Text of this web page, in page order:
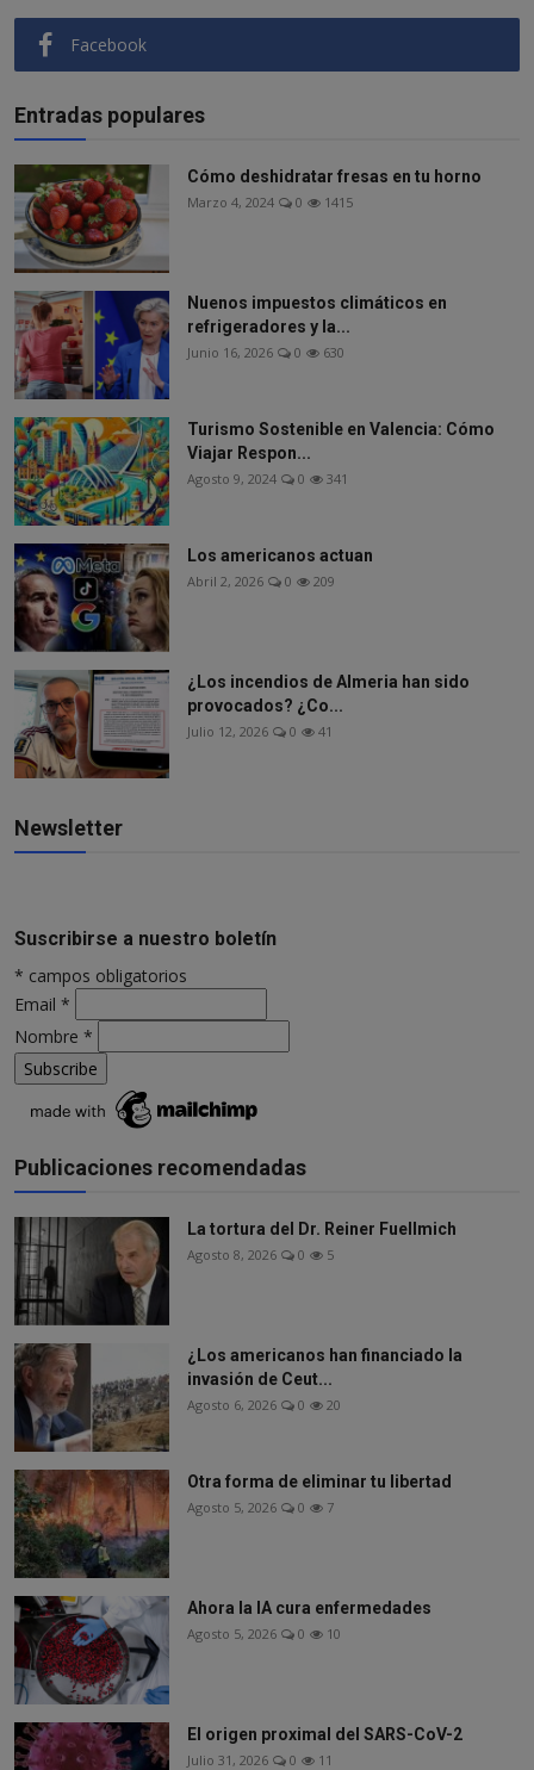
Facebook
Entradas populares
Cómo deshidratar fresas en tu horno
Marzo 4, 2024 0 1415
Nuenos impuestos climáticos en
refrigeradores y la...
Junio 16, 2026 0 630
Turismo Sostenible en Valencia: Cómo
Viajar Respon...
Agosto 9, 2024 0 341
Los americanos actuan
Abril 2, 2026 0 209
¿Los incendios de Almeria han sido
provocados? ¿Co...
Julio 12, 2026 0 41
Newsletter
Suscribirse a nuestro boletín
* campos obligatorios
Email *
Nombre *
Publicaciones recomendadas
La tortura del Dr. Reiner Fuellmich
Agosto 8, 2026 0 5
¿Los americanos han financiado la
invasión de Ceut...
Agosto 6, 2026 0 20
Otra forma de eliminar tu libertad
Agosto 5, 2026 0 7
Ahora la IA cura enfermedades
Agosto 5, 2026 0 10
El origen proximal del SARS-CoV-2
Julio 31, 2026 0 11